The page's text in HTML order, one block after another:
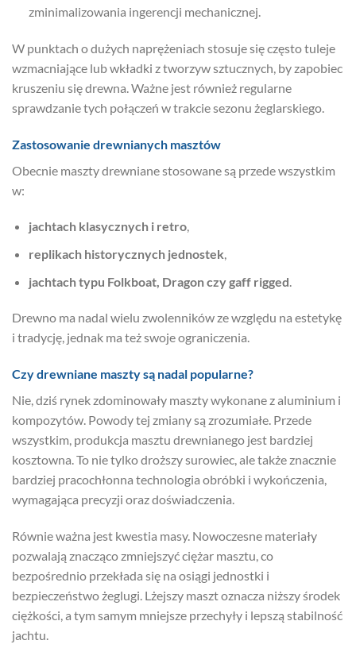
zminimalizowania ingerencji mechanicznej.
W punktach o dużych naprężeniach stosuje się często tuleje
wzmacniające lub wkładki z tworzyw sztucznych, by zapobiec
kruszeniu się drewna. Ważne jest również regularne
sprawdzanie tych połączeń w trakcie sezonu żeglarskiego.
Zastosowanie drewnianych masztów
Obecnie maszty drewniane stosowane są przede wszystkim
w:
jachtach klasycznych i retro,
replikach historycznych jednostek,
jachtach typu Folkboat, Dragon czy gaff rigged
Drewno ma nadal wielu zwolenników ze względu na estetykę
i tradycję, jednak ma też swoje ograniczenia.
Czy drewniane maszty są nadal popularne?
Nie, dziś rynek zdominowały maszty wykonane z aluminium i
kompozytów. Powody tej zmiany są zrozumiałe. Przede
wszystkim, produkcja masztu drewnianego jest bardziej
kosztowna. To nie tylko droższy surowiec, ale także znacznie
bardziej pracochłonna technologia obróbki i wykończenia,
wymagająca precyzji oraz doświadczenia.
Równie ważna jest kwestia masy. Nowoczesne materiały
pozwalają znacząco zmniejszyć ciężar masztu, co
bezpośrednio przekłada się na osiągi jednostki i
bezpieczeństwo żeglugi. Lżejszy maszt oznacza niższy środek
ciężkości, a tym samym mniejsze przechyły i lepszą stabilność
jachtu.